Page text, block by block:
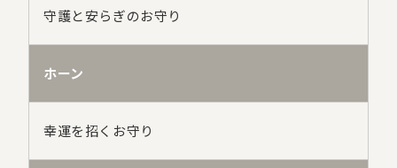
守護と安らぎのお守り
ホーン
幸運を招くお守り